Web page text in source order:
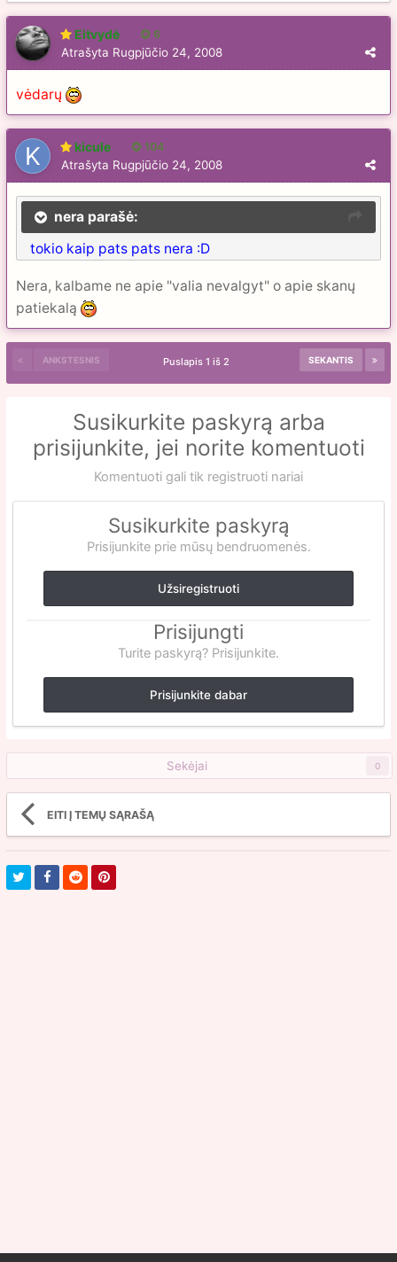
Eitvydė 6
Atrašyta Rugpjūčio 24, 2008
vėdarų
kicule 104
Atrašyta Rugpjūčio 24, 2008
nera parašė:
tokio kaip pats pats nera :D
Nera, kalbame ne apie "valia nevalgyt" o apie skanų
patiekalą
ANKSTESNIS SEKANTIS
Puslapis 1 iš 2
Susikurkite paskyrą arba
prisijunkite, jei norite komentuoti
Komentuoti gali tik registruoti nariai
Susikurkite paskyrą
Prisijunkite prie mūsų bendruomenės.
Užsiregistruoti
Prisijungti
Turite paskyrą? Prisijunkite.
Prisijunkite dabar
Sekėjai 0
EITI Į TEMŲ SĄRAŠĄ